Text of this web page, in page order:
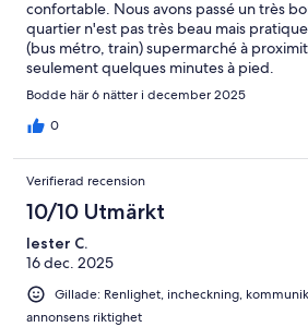
confortable. Nous avons passé un très
quartier n'est pas très beau mais
(bus métro, train) supermarché à
seulement quelques minutes à pied.
Bodde här 6 nätter i december 2025
0
Verifierad recension
10/10 Utmärkt
lester C.
16 dec. 2025
Gillade: Renlighet, incheckning,
annonsens riktighet